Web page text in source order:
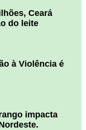
Ceará
do leite
à Violência é
impacta